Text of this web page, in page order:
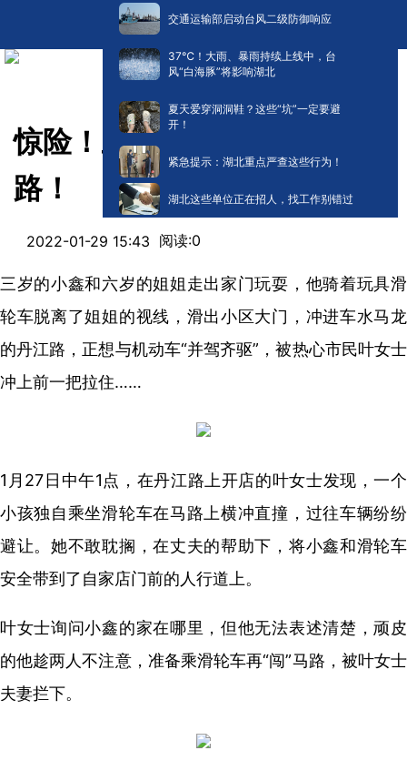
交通运输部启动台风二级防御响应
​37℃！大雨、暴雨持续上线中，台
风“白海豚”将影响湖北
夏天爱穿洞洞鞋？这些“坑”一定要避
开！
紧急提示：湖北重点严查这些行为！
湖北这些单位正在招人，找工作别错过
惊险！三岁娃“驾车”冲上马
路！
2022-01-29 15:43 阅读:0
三岁的小鑫和六岁的姐姐走出家门玩耍，他骑着玩具滑
轮车脱离了姐姐的视线，滑出小区大门，冲进车水马龙
的丹江路，正想与机动车“并驾齐驱”，被热心市民叶女士
冲上前一把拉住……
1月27日中午1点，在丹江路上开店的叶女士发现，一个
小孩独自乘坐滑轮车在马路上横冲直撞，过往车辆纷纷
避让。她不敢耽搁，在丈夫的帮助下，将小鑫和滑轮车
安全带到了自家店门前的人行道上。
叶女士询问小鑫的家在哪里，但他无法表述清楚，顽皮
的他趁两人不注意，准备乘滑轮车再“闯”马路，被叶女士
夫妻拦下。